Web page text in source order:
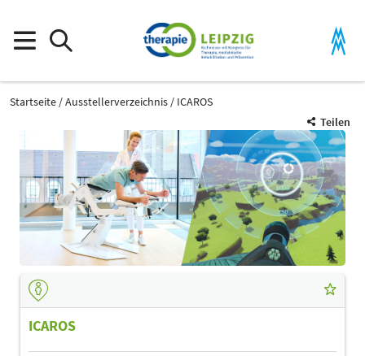
Startseite Ausstellerverzeichnis
ICAROS
Teilen
ICAROS